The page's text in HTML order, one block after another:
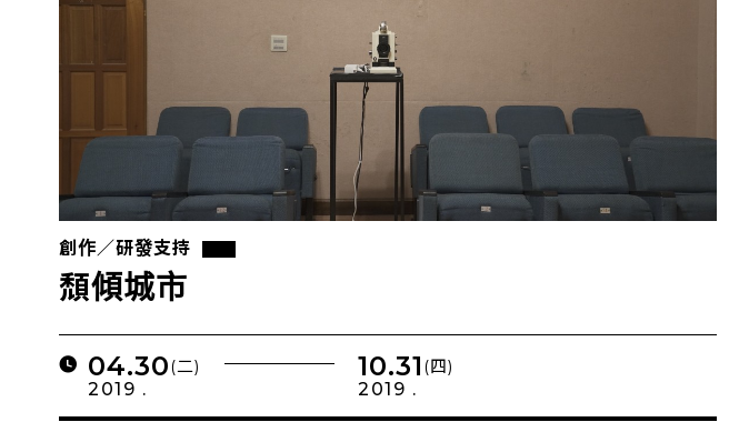
創作／研發支持
頹傾城市
04.30(二)
2019 .
10.31 (四)
2019 .